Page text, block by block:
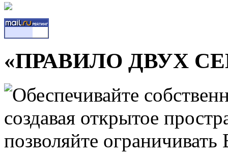
«ПРАВИЛО ДВУХ
Обеспечивайте
создавая открытое
позволяйте